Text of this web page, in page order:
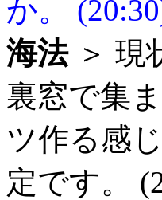
か。
海法＞ 現
裏窓で集
ツ作る感
定です。